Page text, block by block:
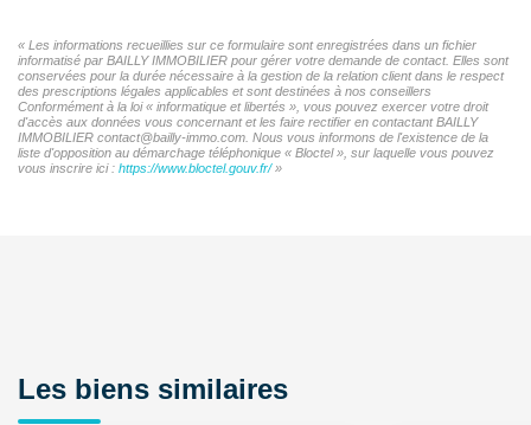
« Les informations recueillies sur ce formulaire sont enregistrées dans un fichier
informatisé par BAILLY IMMOBILIER pour gérer votre demande de contact. Elles sont
conservées pour la durée nécessaire à la gestion de la relation client dans le respect
des prescriptions légales applicables et sont destinées à nos conseillers
Conformément à la loi « informatique et libertés », vous pouvez exercer votre droit
d'accès aux données vous concernant et les faire rectifier en contactant BAILLY
IMMOBILIER contact@bailly-immo.com. Nous vous informons de l'existence de la
liste d'opposition au démarchage téléphonique « Bloctel », sur laquelle vous pouvez
vous inscrire ici : https://www.bloctel.gouv.fr/»
Les biens similaires